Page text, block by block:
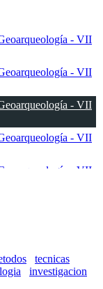
- VII
- VII
- VII
- VII
- VII
tecnicas
investigacion